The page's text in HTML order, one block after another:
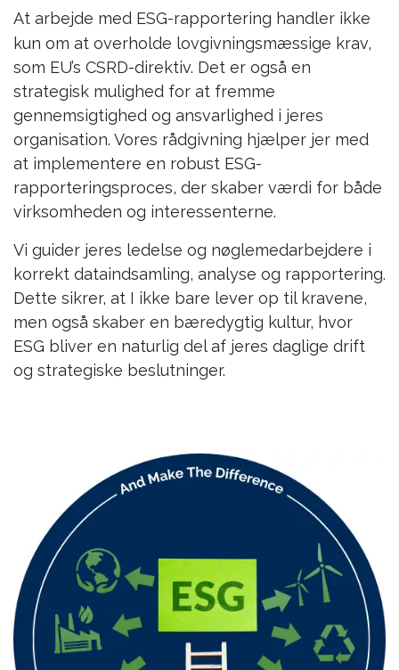
At arbejde med ESG-rapportering handler ikke
kun om at overholde lovgivningsmæssige krav,
som EU’s CSRD-direktiv. Det er også en
strategisk mulighed for at fremme
gennemsigtighed og ansvarlighed i jeres
organisation. Vores rådgivning hjælper jer med
at implementere en robust ESG-
rapporteringsproces, der skaber værdi for både
virksomheden og interessenterne.
Vi guider jeres ledelse og nøglemedarbejdere i
korrekt dataindsamling, analyse og rapportering.
Dette sikrer, at I ikke bare lever op til kravene,
men også skaber en bæredygtig kultur, hvor
ESG bliver en naturlig del af jeres daglige drift
og strategiske beslutninger.